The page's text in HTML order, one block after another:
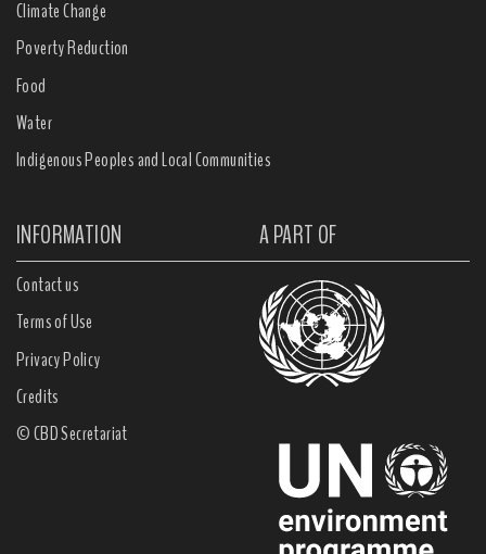
Climate Change
Poverty Reduction
Food
Water
Indigenous Peoples and Local Communities
INFORMATION A PART OF
Contact us
Terms of Use
Privacy Policy
Credits
© CBD Secretariat